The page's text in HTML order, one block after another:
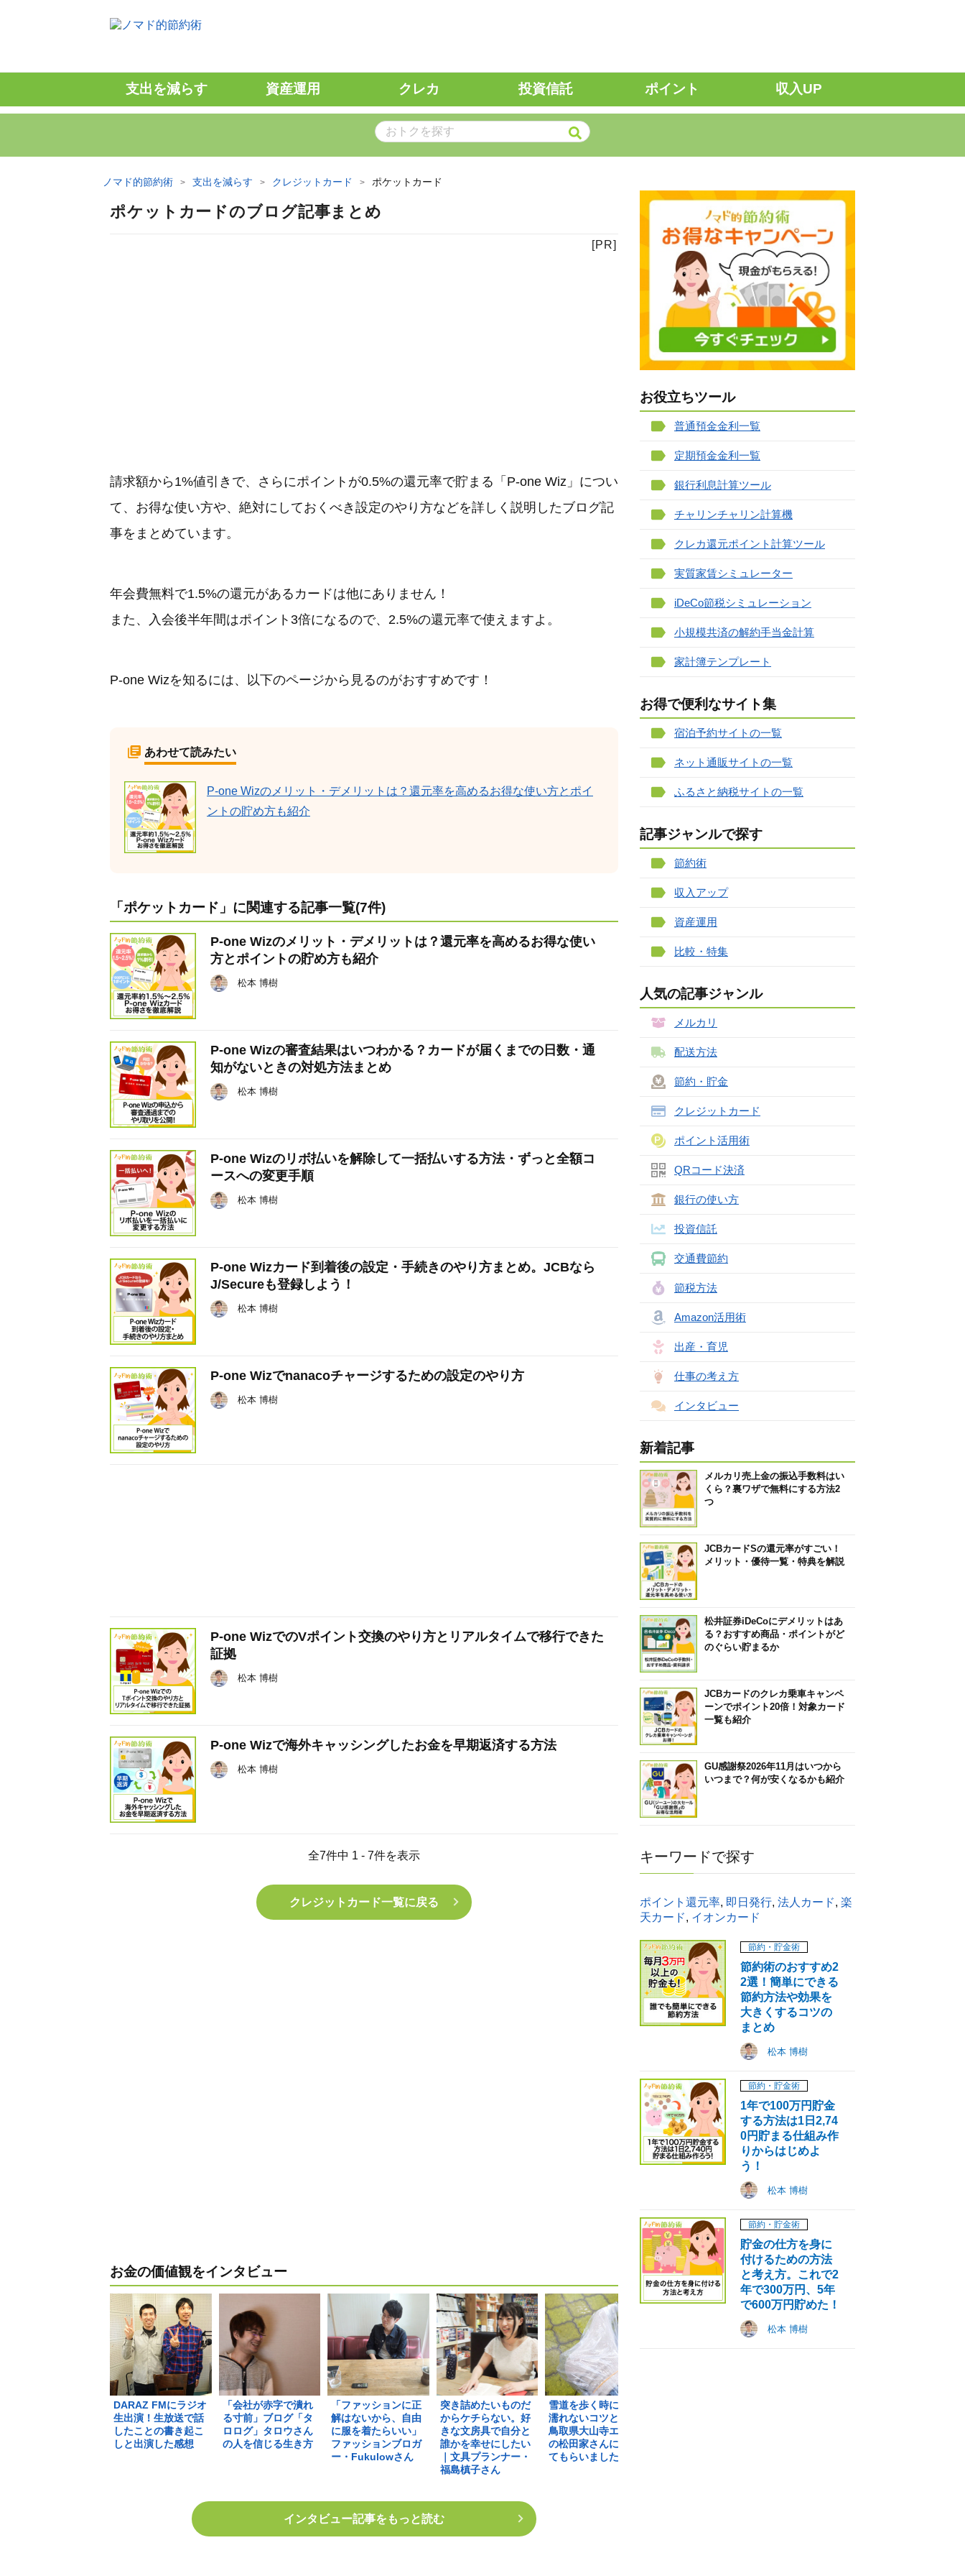
支出を減らす 資産運用 クレカ 投資信託 ポイント 収入UP
ノマド的節約術 支出を減らす クレジットカード ポケットカード
ポケットカードのブログ記事まとめ
請求額から1%値引きで、さらにポイントが0.5%の還元率で貯まる「P-one Wiz」につい
て、お得な使い方や、絶対にしておくべき設定のやり方などを詳しく説明したブログ記
事をまとめています。
年会費無料で1.5%の還元があるカードは他にありません！
また、入会後半年間はポイント3倍になるので、2.5%の還元率で使えますよ。
P-one Wizを知るには、以下のページから見るのがおすすめです！
あわせて読みたい
P-one Wizのメリット・デメリットは？還元率を高めるお得な使い方とポイ
ントの貯め方も紹介
「ポケットカード」に関連する記事一覧(7件)
P-one Wizのメリット・デメリットは？還元率を高めるお得な使い
方とポイントの貯め方も紹介
松本 博樹
P-one Wizの審査結果はいつわかる？カードが届くまでの日数・通
知がないときの対処方法まとめ
松本 博樹
P-one Wizのリボ払いを解除して一括払いする方法・ずっと全額コ
ースへの変更手順
松本 博樹
P-one Wizカード到着後の設定・手続きのやり方まとめ。JCBなら
J/Secureも登録しよう！
松本 博樹
P-one Wizでnanacoチャージするための設定のやり方
松本 博樹
P-one WizでのVポイント交換のやり方とリアルタイムで移行できた
証拠
松本 博樹
P-one Wizで海外キャッシングしたお金を早期返済する方法
松本 博樹
全7件中 1 - 7件を表示
クレジットカード一覧に戻る
お金の価値観をインタビュー
DARAZ FMにラジオ
生出演！生放送で話
したことの書き起こ
しと出演した感想
「会社が赤字で潰れ
る寸前」ブログ「タ
ロログ」タロウさん
の人を信じる生き方
「ファッションに正
解はないから、自由
に服を着たらいい」
ファッションブロガ
ー・Fukulowさん
突き詰めたいものだ
からケチらない。好
きな文房具で自分と
誰かを幸せにしたい
｜文具プランナー・
福島槙子さん
雪道を歩く時に足が
濡れないコツとは？
鳥取県大山寺エリア
の松田家さんに教え
てもらいました
インタビュー記事をもっと読む
お役立ちツール
普通預金金利一覧
定期預金金利一覧
銀行利息計算ツール
チャリンチャリン計算機
クレカ還元ポイント計算ツール
実質家賃シミュレーター
iDeCo節税シミュレーション
小規模共済の解約手当金計算
家計簿テンプレート
お得で便利なサイト集
宿泊予約サイトの一覧
ネット通販サイトの一覧
ふるさと納税サイトの一覧
記事ジャンルで探す
節約術
収入アップ
資産運用
比較・特集
人気の記事ジャンル
メルカリ
配送方法
節約・貯金
クレジットカード
ポイント活用術
QRコード決済
銀行の使い方
投資信託
交通費節約
節税方法
Amazon活用術
出産・育児
仕事の考え方
インタビュー
新着記事
メルカリ売上金の振込手数料はい
くら？裏ワザで無料にする方法2
つ
JCBカードSの還元率がすごい！
メリット・優待一覧・特典を解説
松井証券iDeCoにデメリットはあ
る？おすすめ商品・ポイントがど
のぐらい貯まるか
JCBカードのクレカ乗車キャンペ
ーンでポイント20倍！対象カード
一覧も紹介
GU感謝祭2026年11月はいつから
いつまで？何が安くなるかも紹介
キーワードで探す
ポイント還元率, 即日発行, 法人カード, 楽
天カード, イオンカード
節約・貯金術
節約術のおすすめ2
2選！簡単にできる
節約方法や効果を
大きくするコツの
まとめ
松本 博樹
節約・貯金術
1年で100万円貯金
する方法は1日2,74
0円貯まる仕組み作
りからはじめよ
う！
松本 博樹
節約・貯金術
貯金の仕方を身に
付けるための方法
と考え方。これで2
年で300万円、5年
で600万円貯めた！
松本 博樹